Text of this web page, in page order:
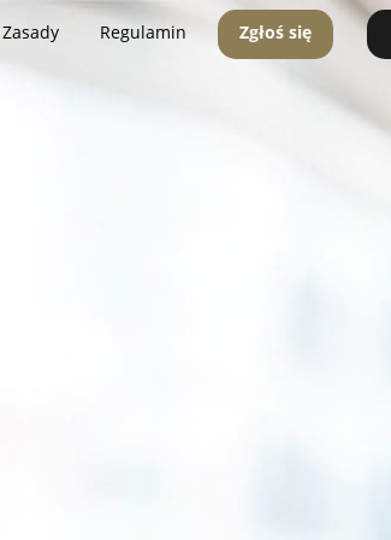
Zasady Regulamin Zgłoś się